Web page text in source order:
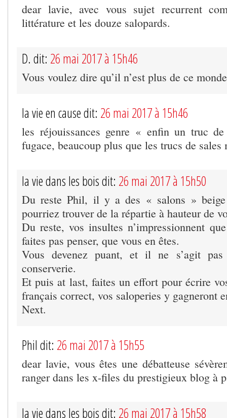
dear lavie, avec vous sujet recurrent
littérature et les douze salopards.
D. dit: 26 mai 2017 à 15h46
Vous voulez dire qu’il n’est plus de ce
la vie en cause dit: 26 mai 2017 à 15h46
les réjouissances genre « enfin un truc
fugace, beaucoup plus que les trucs de sales
la vie dans les bois dit: 26 mai 2017 à 15h50
Du reste Phil, il y a des « salons »
pourriez trouver de la répartie à hauteur de
Du reste, vos insultes n’impressionnent
faites pas penser, que vous en êtes.
Vous devenez puant, et il ne s’agit
conserverie.
Et puis at last, faites un effort pour écrire
français correct, vos saloperies y gagneront
Next.
Phil dit: 26 mai 2017 à 15h55
dear lavie, vous êtes une débatteuse
ranger dans les x-files du prestigieux blog à
la vie dans les bois dit: 26 mai 2017 à 15h58